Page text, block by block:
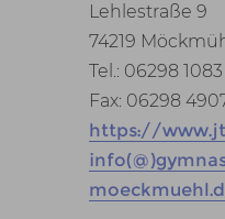
Lehlestraße 9
74219
Tel.: 06298 1083
Fax: 06298
https://